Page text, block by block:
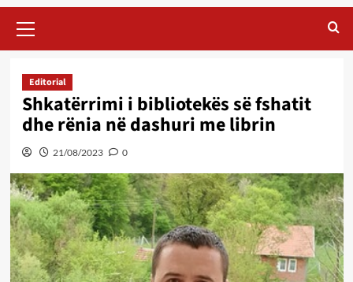
Menu
Editorial
Shkatërrimi i bibliotekës së fshatit
dhe rënia në dashuri me librin
21/08/2023 0